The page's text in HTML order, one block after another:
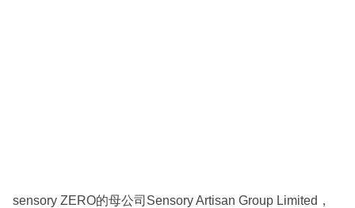
sensory ZERO的母公司Sensory Artisan Group Limited，